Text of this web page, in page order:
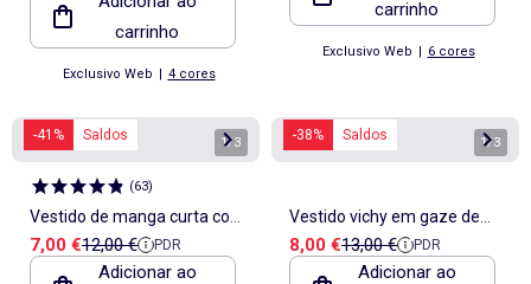
carrinho
Exclusivo Web | 4 cores
carrinho
Exclusivo Web | 6 cores
-41% Saldos 1/3
(63)
Vestido de manga curta com
forma de balão
Preço de venda
7,00 €Preço de referência
12,00 € PDR
Adicionar ao
-38% Saldos 1/3
Vestido vichy em gaze de
algodão
Preço de venda
8,00 €Preço de referência
13,00 € PDR
Adicionar ao